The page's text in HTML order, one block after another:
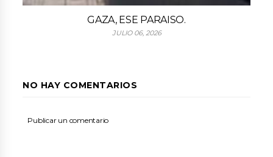
GAZA, ESE PARAISO.
JULIO 06, 2026
NO HAY COMENTARIOS
Publicar un comentario